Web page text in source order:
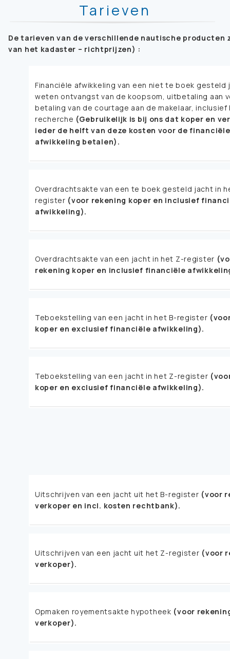
Tarieven
De tarieven van de verschillende nautische producten
van het kadaster – richtprijzen) :
Financiële afwikkeling van een niet te boek
weten ontvangst van de koopsom, uitbetaling aan
betaling van de courtage aan de makelaar,
recherche (Gebruikelijk is bij ons dat koper en
ieder de helft van deze kosten voor de financiële
afwikkeling betalen).
Overdrachtsakte van een te boek gesteld jacht in
register (voor rekening koper en inclusief
afwikkeling).
Overdrachtsakte van een jacht in het Z-register
rekening koper en inclusief financiële
Teboekstelling van een jacht in het B-register
koper en exclusief financiële afwikkeling).
Teboekstelling van een jacht in het Z-register
koper en exclusief financiële afwikkeling).
Uitschrijven van een jacht uit het B-register (voor
verkoper en incl. kosten rechtbank).
Uitschrijven van een jacht uit het Z-register (voor
verkoper).
Opmaken royementsakte hypotheek (voor
verkoper).